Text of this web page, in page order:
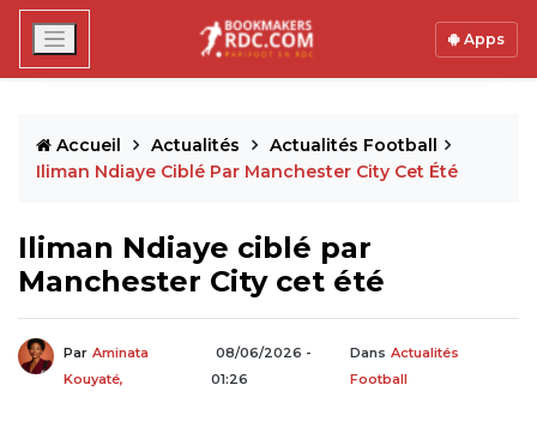
Apps
Accueil Actualités
Actualités Football
Iliman Ndiaye Ciblé Par Manchester City Cet Été
Iliman Ndiaye ciblé par
Manchester City cet été
Par Aminata
Kouyaté,
08/06/2026 -
01:26
Dans Actualités
Football